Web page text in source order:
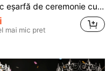
cu curea de umăr cu ceapă aurie strălucitoare pentru fete, La mulți ani, centură de prințesa mea, la modă, drăguță și frumoasă, Crăciun
mai mic pret